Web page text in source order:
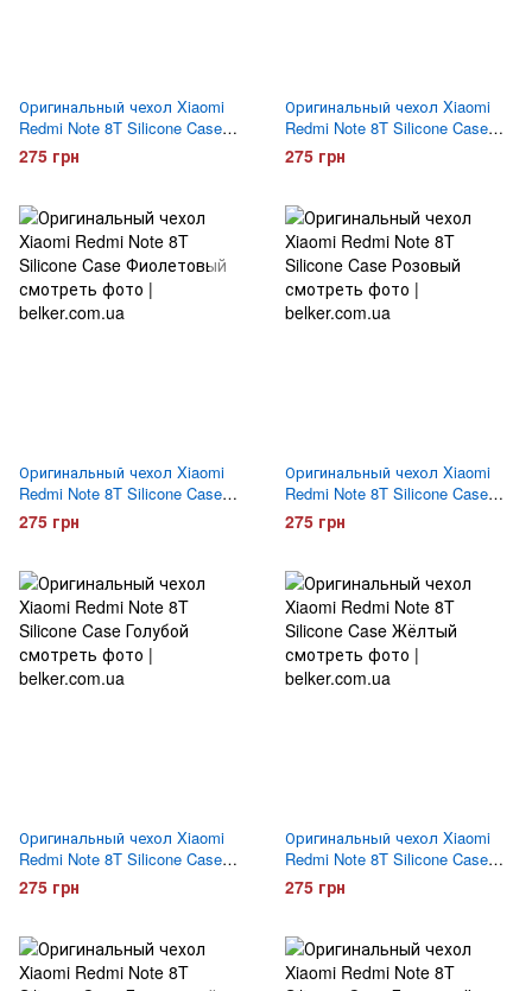
Оригинальный чехол Xiaomi
Redmi Note 8T Silicone Case
Салатовый
275 грн
Оригинальный чехол Xiaomi
Redmi Note 8T Silicone Case
Красный
275 грн
Оригинальный чехол Xiaomi
Redmi Note 8T Silicone Case
Фиолетовый
275 грн
Оригинальный чехол Xiaomi
Redmi Note 8T Silicone Case
Розовый
275 грн
Оригинальный чехол Xiaomi
Redmi Note 8T Silicone Case
Голубой
275 грн
Оригинальный чехол Xiaomi
Redmi Note 8T Silicone Case
Желтый
275 грн